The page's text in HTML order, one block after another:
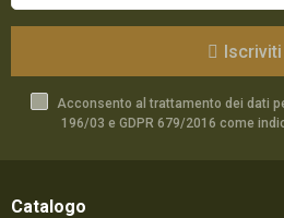
Iscriviti
Acconsento al trattamento dei dati
196/03 e GDPR 679/2016 come
Catalogo